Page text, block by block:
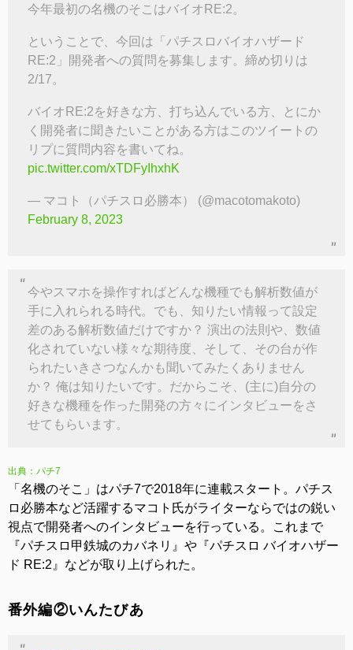
今年最初の名機のそこはバイオRE:2。
ということで、今回は「パチスロバイオハザード
RE:2」開発者への質問を募集します。締め切りは
2/17。
バイオRE:2を好きな方、打ち込んでいる方、とにか
く開発者に聞きたいことがある方はこのツイートの
リプに質問内容を書いてね。
pic.twitter.com/xTDFyIhxhK
— マコト（パチスロ必勝本） (@macotomakoto)
February 8, 2023
今やスマホを操作すればどんな機種でも解析数値が
手に入れられる時代。でも、知りたい情報って設定
差のある解析数値だけですか？ 演出の法則や、数値
化されていない様々な期待度、そして、その台が作
られたいきさつなんかも聞いてみたくありません
か？ 俺は知りたいです。だからこそ、(主に)自分の
好きな機種を作った開発の方々にインタビューをさ
せてもらいます。
出典：パチ7
「名機のそこ」はパチ7で2018年に連載スタート。パチス
ロ必勝本など活躍するマコト氏がライターならではの鋭い
視点で開発者へのインタビューを行っている。これまで
『パチスロ甲鉄城のカバネリ』や『パチスロ バイオハザー
ド RE:2』などが取り上げられた。
番外編②いんたびあ